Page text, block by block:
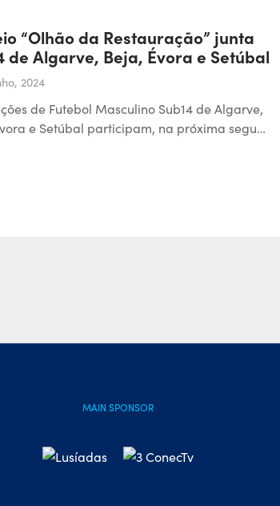
“Olhão da Restauração” junta
de Algarve, Beja, Évora e Setúbal
2024
de Futebol Masculino Sub14 de Algarve,
e Setúbal participam, na próxima segu…
MAIN SPONSOR